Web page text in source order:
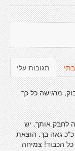
תגובות עלי
מרגישה כל כך
לחבק אותך. יש
גאה בך. הוצאת
הכבוד! צמיחה